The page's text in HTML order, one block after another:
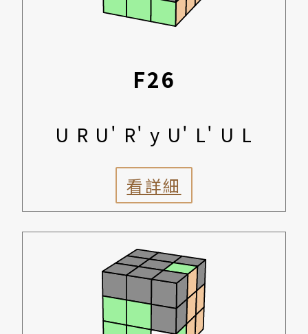
F26
U R U' R' y U' L' U L
看詳細